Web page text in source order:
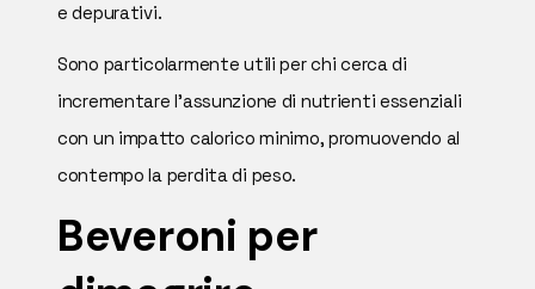
e depurativi.
Sono particolarmente utili per chi cerca di
incrementare l'assunzione di nutrienti essenziali
con un impatto calorico minimo, promuovendo al
contempo la perdita di peso.
Beveroni per